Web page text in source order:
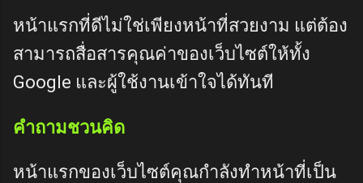
หน้าแรกที่ดีไม่ใช่เพียงหน้าที่สวยงาม แต่ต้อง
สามารถสื่อสารคุณค่าของเว็บไซต์ให้ทั้ง
Google และผู้ใช้งานเข้าใจได้ทันที
คำถามชวนคิด
หน้าแรกของเว็บไซต์คุณกำลังทำหน้าที่เป็น